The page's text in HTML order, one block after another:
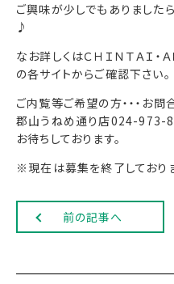
ご興味が少しでもありました
♪
なお詳しくはＣＨＩＮＴＡＩ・Ａ
の各サイトからご確認下さい。
ご内覧等ご希望の方・・・お問
郡山うねめ通り店024-973-
お待ちしております。
※現在は募集を終了しており
前の記事へ